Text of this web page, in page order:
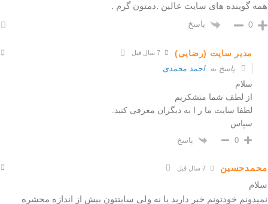
همه گوینده های سایت عالین .دمتون گرم .
0 پاسخ
مدیر سایت (رضایی)
پاسخ بهاحمد محمدی
سلام
از لطف شما متشکریم
لطفا سایت ما ر ا به دیگران معرفی کنید.
سپاس
0 پاسخ
محمدحسین
سلام
نمیدونم خودتونم خبر دارید یا نه ولی سایتتون بیش از اندازه محشره